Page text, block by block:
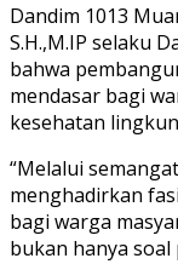
Dandim 1013
S.H.,M.IP selaku
bahwa
mendasar bagi
kesehatan
“Melalui
menghadirkan
bagi warga
bukan hanya